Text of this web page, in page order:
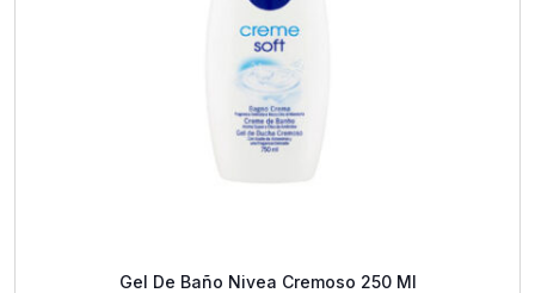
Gel De Baño Nivea Cremoso 250 Ml